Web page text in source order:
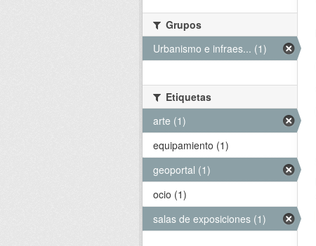
Grupos
Urbanismo e infraes... (1)
Etiquetas
arte (1)
equipamiento (1)
geoportal (1)
ocio (1)
salas de exposiciones (1)